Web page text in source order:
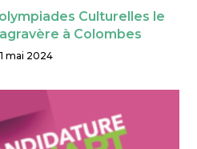
Culturelles le
à Colombes
mai 2024